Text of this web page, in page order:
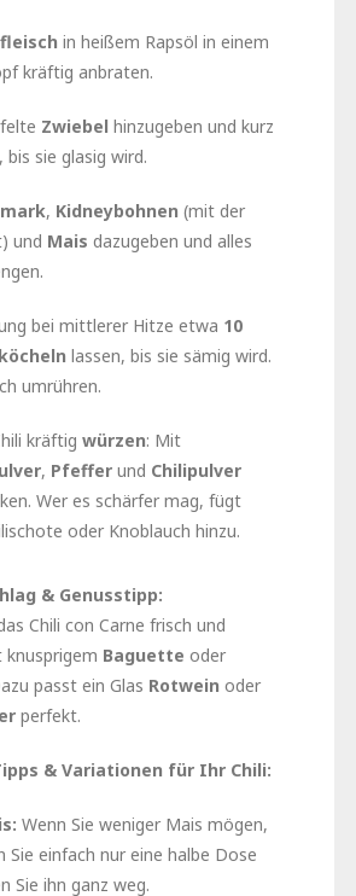
in heißem Rapsöl in einem
kräftig anbraten.
Zwiebel hinzugeben und kurz
sie glasig wird.
, Kidneybohnen (mit der
und Mais dazugeben und alles
bei mittlerer Hitze etwa 10
lassen, bis sie sämig wird.
umrühren.
kräftig würzen: Mit
, Pfefferund Chilipulver
Wer es schärfer mag, fügt
oder Knoblauch hinzu.
& Genusstipp:
Chili con Carne frisch und
Baguette oder
passt ein Glas Rotwein oder
perfekt.
& Variationen für Ihr Chili:
Wenn Sie weniger Mais mögen,
Sie einfach nur eine halbe Dose
Sie ihn ganz weg.